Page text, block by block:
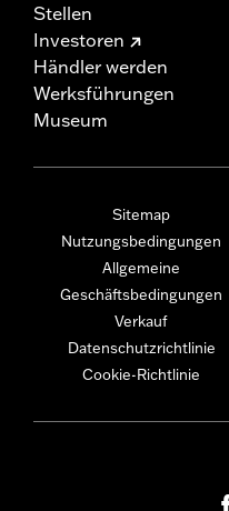
Stellen
Investoren
Händler werden
Werksführungen
Museum
Sitemap
Nutzungsbedingungen
Allgemeine
Geschäftsbedingungen
Verkauf
Datenschutzrichtlinie
Cookie-Richtlinie